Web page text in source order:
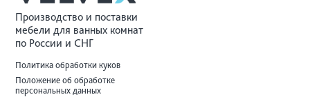
Производство и поставки
мебели для ванных комнат
по России и СНГ
Политика обработки куков
Положение об обработке
персональных данных